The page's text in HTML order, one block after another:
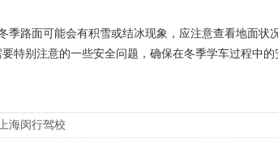
季路面可能会有积雪或结冰现象，应注意查看地面
特别注意的一些安全问题，确保在冬季学车过程中的
上海闵行驾校